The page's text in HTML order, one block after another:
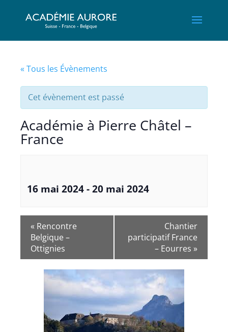
« Tous les Évènements
Cet évènement est passé
Académie à Pierre Châtel –
France
16 mai 2024-20 mai 2024
« Rencontre
Belgique –
Ottignies
Chantier
participatif France
– Eourres »